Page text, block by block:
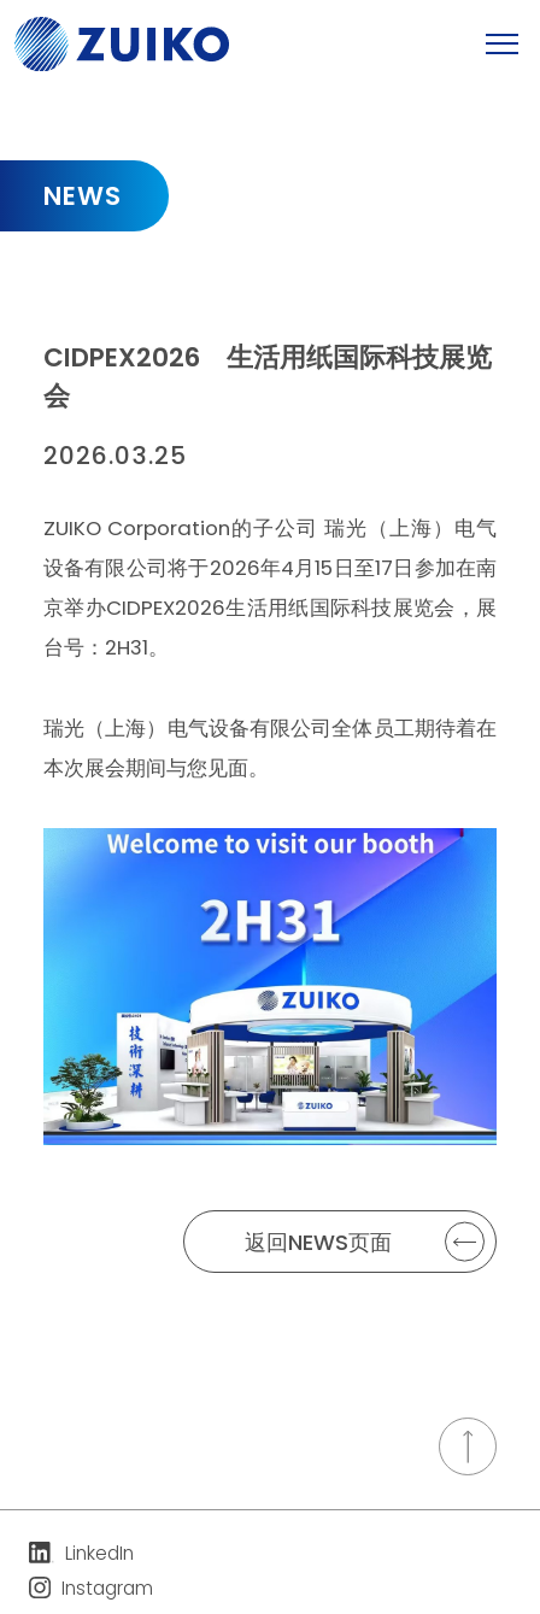
NEWS
CIDPEX2026 生活用纸国际科技展览
会
2026.03.25
ZUIKO Corporation的子公司 瑞光（上海）电气
设备有限公司将于2026年4月15日至17日参加在南
京举办CIDPEX2026生活用纸国际科技展览会，展
台号：2H31。
瑞光（上海）电气设备有限公司全体员工期待着在
本次展会期间与您见面。
返回NEWS页面
LinkedIn
Instagram